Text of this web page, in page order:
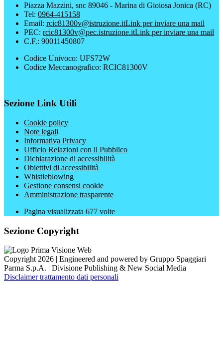
Piazza Mazzini, snc 89046 - Marina di Gioiosa Jonica (RC)
Tel: 0964-415158
Email: rcic81300v@istruzione.itLink per inviare una mail
PEC: rcic81300v@pec.istruzione.itLink per inviare una mail
C.F.: 90011450807
Codice Univoco: UFS72W
Codice Meccanografico: RCIC81300V
Sezione Link Utili
Cookie policy
Note legali
Informativa Privacy
Ufficio Relazioni con il Pubblico
Dichiarazione di accessibilità
Obiettivi di accessibilità
Whistleblowing
Gestione consensi cookie
Amministrazione trasparente
Pagina visualizzata 677 volte
Sezione Copyright
Copyright 2026 | Engineered and powered by Gruppo Spaggiari
Parma S.p.A. | Divisione Publishing & New Social Media
Disclaimer trattamento dati personali